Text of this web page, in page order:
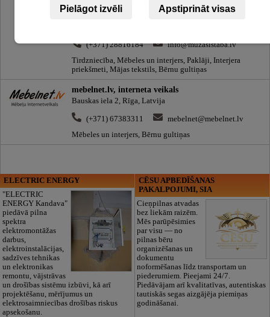
Mūzas istaba, mēbeles
(+371) 28816184
info@muzasistaba.lv
Tirdzniecība, Mēbeles un interjers, Paklāji, Interjera
priekšmeti, Mājas tekstils, Bērnu gultiņas
mebelnet.lv, interneta veikals
Bauskas iela 2, Rīga, Latvija
(+371) 67383311
mebelnet@mebelnet.lv
Mēbeles un interjers, Bērnu gultiņas
ELECTRIC ENERGY
"ELECTRIC
ENERGY Kandava"
piedāvā pilna
spektra
elektromontāžas
darbus,
elektroinstalācijas,
sadzīves tehnikas
un elektronikas
remontu, vājstrāvas
un drošības sistēmu izbūvi, kā arī
projektēšanu, mērījumus un
elektrosaimniecības drošības riskus
apsekošanu.
CĒSU APBEDĪŠANAS
PAKALPOJUMI, SIA
Cieņpilnas atvadas
bez liekām raizēm.
Mēs parūpēsimies
par visu — no
pilnas bēru
organizēšanas un
dokumentu
noformēšanas līdz transportam un
piederumiem. Pieejami 24/7.
Piedāvājam arī kvalitatīvas, autentiskas
tautiskās segas aizgājēja piemiņas
godināšanai.
Pielāgot izvēli Apstiprināt visas